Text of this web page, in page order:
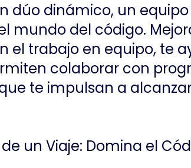
dúo dinámico, un
mundo del código.
el trabajo en equipo, te
colaborar con
te impulsan a
de un Viaje: Domina el